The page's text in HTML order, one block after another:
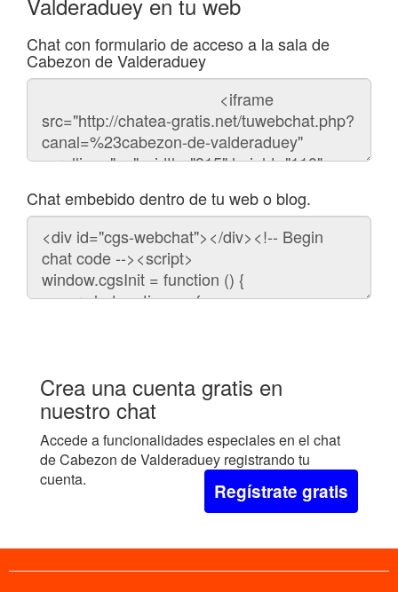
Chat con formulario de acceso a la sala de
Cabezon de Valderaduey
Código
chat
Chat embebido dentro de tu web o blog.
Código
para
embeber
chat
Crea una cuenta gratis en
nuestro chat
Accede a funcionalidades especiales en el chat
de Cabezon de Valderaduey registrando tu
cuenta.
Regístrate gratis